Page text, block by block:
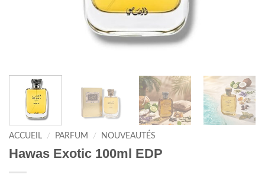
ACCUEIL / PARFUM / NOUVEAUTÉS
Hawas Exotic 100ml EDP